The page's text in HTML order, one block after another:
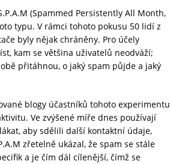
(Spammed Persistently All Month,
typu. V rámci tohoto pokusu 50 lidí z
byly nějak chráněny. Pro účely
kam se většina uživatelů neodváží;
přitáhnou, o jaký spam půjde a jaký
blogy účastníků tohoto experimentu
Ve zvýšené míře dnes používají
aby sdělili další kontaktní údaje,
zřetelně ukázal, že spam se stále
a je čím dál cílenější, čímž se